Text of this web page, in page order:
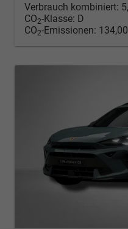
Verbrauch kombiniert:
CO2-Klasse: D
CO2-Emissionen: